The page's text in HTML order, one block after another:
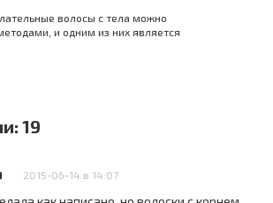
волосы с тела можно
и одним из них является
19
2015-06-14 в 14:07